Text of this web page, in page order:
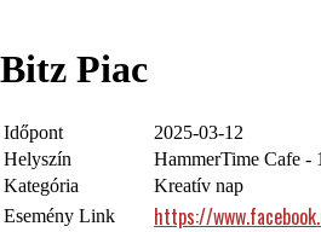
Bitz Piac
Időpont
2025-03-12
Helyszín
HammerTime Cafe -
Kategória
Kreatív nap
Esemény Link
https://